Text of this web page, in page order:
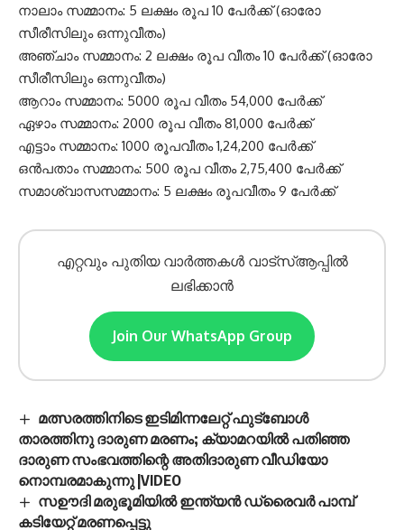
നാലാം സമ്മാനം: 5 ലക്ഷം രൂപ 10 പേര്‍ക്ക് (ഓരോ
സീരീസിലും ഒന്നുവീതം)
അഞ്ചാം സമ്മാനം: 2 ലക്ഷം രൂപ വീതം 10 പേര്‍ക്ക് (ഓരോ
സീരീസിലും ഒന്നുവീതം)
ആറാം സമ്മാനം: 5000 രൂപ വീതം 54,000 പേര്‍ക്ക്
ഏഴാം സമ്മാനം: 2000 രൂപ വീതം 81,000 പേര്‍ക്ക്
എട്ടാം സമ്മാനം: 1000 രൂപവീതം 1,24,200 പേര്‍ക്ക്
ഒന്‍പതാം സമ്മാനം: 500 രൂപ വീതം 2,75,400 പേര്‍ക്ക്
സമാശ്വാസസമ്മാനം: 5 ലക്ഷം രൂപവീതം 9 പേര്‍ക്ക്
എറ്റവും പുതിയ വാർത്തകൾ വാട്സ്ആപ്പിൽ
ലഭിക്കാൻ
Join Our WhatsApp Group
മത്സരത്തിനിടെ ഇടിമിന്നലേറ്റ് ഫുട്‌ബോൾ
താരത്തിനു ദാരുണ മരണം; ക്യാമറയിൽ പതിഞ്ഞ
ദാരുണ സംഭവത്തിന്റെ അതിദാരുണ വീഡിയോ
നൊമ്പരമാകുന്നു |VIDEO
സഊദി മരുഭൂമിയിൽ ഇന്ത്യൻ ഡ്രൈവർ പാമ്പ്
കടിയേറ്റ് മരണപ്പെട്ടു